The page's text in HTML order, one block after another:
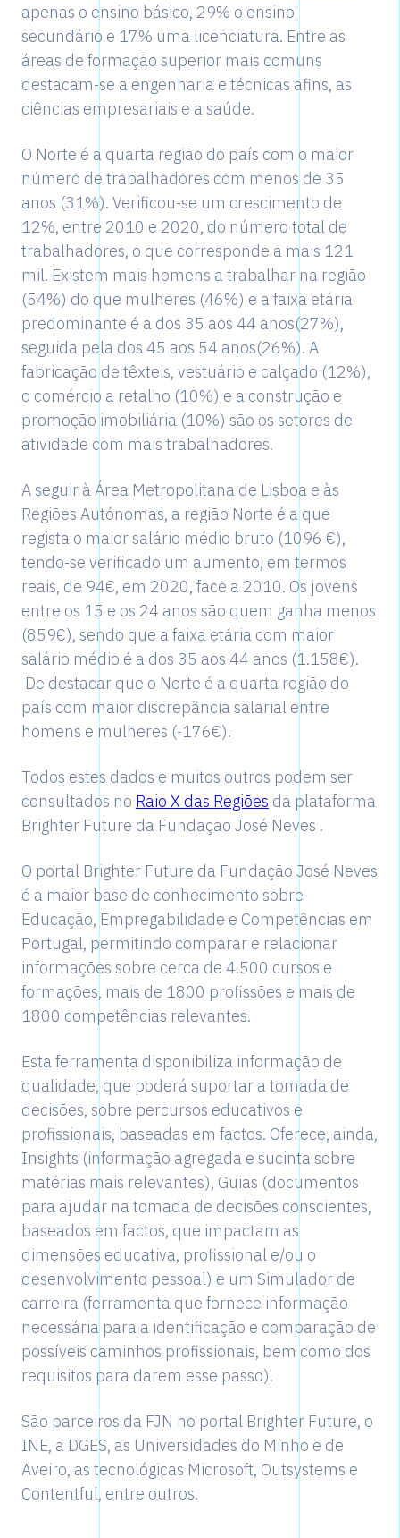
apenas o ensino básico, 29% o ensino
secundário e 17% uma licenciatura. Entre as
áreas de formação superior mais comuns
destacam-se a engenharia e técnicas afins, as
ciências empresariais e a saúde.
O Norte é a quarta região do país com o maior
número de trabalhadores com menos de 35
anos (31%). Verificou-se um crescimento de
12%, entre 2010 e 2020, do número total de
trabalhadores, o que corresponde a mais 121
mil. Existem mais homens a trabalhar na região
(54%) do que mulheres (46%) e a faixa etária
predominante é a dos 35 aos 44 anos(27%),
seguida pela dos 45 aos 54 anos(26%). A
fabricação de têxteis, vestuário e calçado (12%),
o comércio a retalho (10%) e a construção e
promoção imobiliária (10%) são os setores de
atividade com mais trabalhadores.
A seguir à Área Metropolitana de Lisboa e às
Regiões Autónomas, a região Norte é a que
regista o maior salário médio bruto (1096 €),
tendo-se verificado um aumento, em termos
reais, de 94€, em 2020, face a 2010. Os jovens
entre os 15 e os 24 anos são quem ganha menos
(859€), sendo que a faixa etária com maior
salário médio é a dos 35 aos 44 anos (1.158€).
De destacar que o Norte é a quarta região do
país com maior discrepância salarial entre
homens e mulheres (-176€).
Todos estes dados e muitos outros podem ser
consultados no Raio X das Regiões da plataforma
Brighter Future da Fundação José Neves .
O portal Brighter Future da Fundação José Neves
é a maior base de conhecimento sobre
Educação, Empregabilidade e Competências em
Portugal, permitindo comparar e relacionar
informações sobre cerca de 4.500 cursos e
formações, mais de 1800 profissões e mais de
1800 competências relevantes.
Esta ferramenta disponibiliza informação de
qualidade, que poderá suportar a tomada de
decisões, sobre percursos educativos e
profissionais, baseadas em factos. Oferece, ainda,
Insights (informação agregada e sucinta sobre
matérias mais relevantes), Guias (documentos
para ajudar na tomada de decisões conscientes,
baseados em factos, que impactam as
dimensões educativa, profissional e/ou o
desenvolvimento pessoal) e um Simulador de
carreira (ferramenta que fornece informação
necessária para a identificação e comparação de
possíveis caminhos profissionais, bem como dos
requisitos para darem esse passo).
São parceiros da FJN no portal Brighter Future, o
INE, a DGES, as Universidades do Minho e de
Aveiro, as tecnológicas Microsoft, Outsystems e
Contentful, entre outros.